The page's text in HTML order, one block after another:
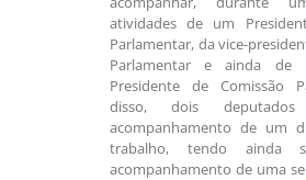
atividades de um
Parlamentar, da vice-
Parlamentar e ainda de
Presidente de Comissão
disso, dois
acompanhamento de um
trabalho, tendo ainda
acompanhamento de uma